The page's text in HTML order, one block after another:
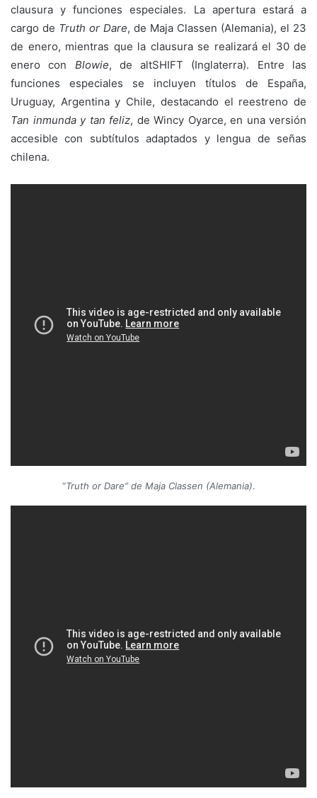
clausura y funciones especiales. La apertura estará a
cargo de Truth or Dare, de Maja Classen (Alemania), el 23
de enero, mientras que la clausura se realizará el 30 de
enero con Blowie, de altSHIFT (Inglaterra). Entre las
funciones especiales se incluyen títulos de España,
Uruguay, Argentina y Chile, destacando el reestreno de
Tan inmunda y tan feliz, de Wincy Oyarce, en una versión
accesible con subtítulos adaptados y lengua de señas
chilena.
“Truth or Dare” de Maja Classen (Alemania).